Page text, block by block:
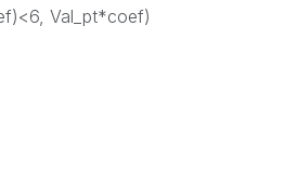
Val_pt*coef)